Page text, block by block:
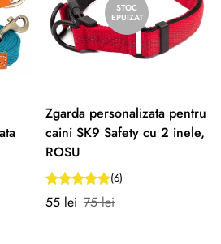
STOC
EPUIZAT
Zgarda personalizata pentru
caini SK9 Safety cu 2 inele,
ROSU
(6)
Preț
55 lei
Preț
75 lei